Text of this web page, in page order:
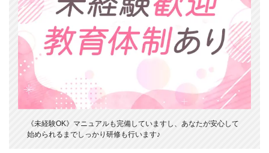
《未経験OK》マニュアルも完備していますし、あなたが安心して
始められるまでしっかり研修も行います♪